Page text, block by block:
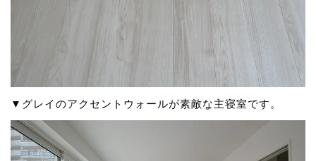
▼グレイのアクセントウォールが素敵な主寝室です。